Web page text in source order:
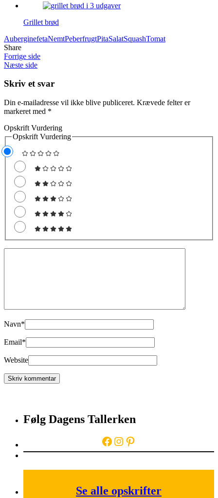
Grillet brød
AuberginefetaNemtPeberfrugtPitaSalatSquashTomat
Share
Forrige side
Næste side
Skriv et svar
Din e-mailadresse vil ikke blive publiceret. Krævede felter er
markeret med *
Opskrift Vurdering
Opskrift Vurdering
Navn*
Email*
Website
Følg Dagens Tallerken
Facebook
Instagram
Pinterest
Se alle opskrifter